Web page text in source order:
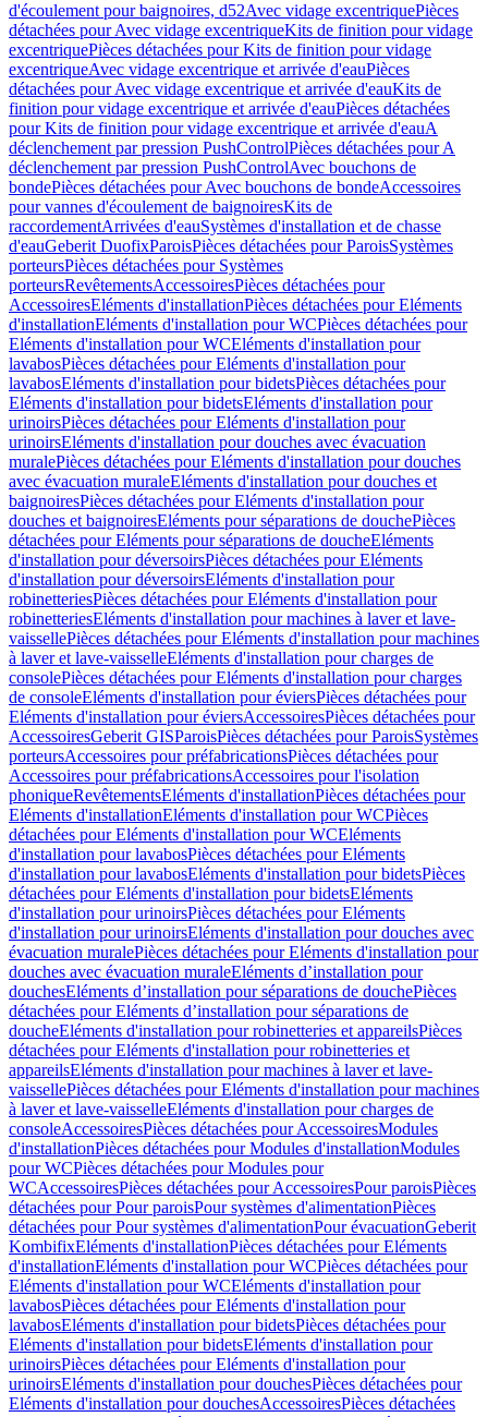
d'écoulement pour baignoires, d52Avec vidage excentriquePièces
détachées pour Avec vidage excentriqueKits de finition pour vidage
excentriquePièces détachées pour Kits de finition pour vidage
excentriqueAvec vidage excentrique et arrivée d'eauPièces
détachées pour Avec vidage excentrique et arrivée d'eauKits de
finition pour vidage excentrique et arrivée d'eauPièces détachées
pour Kits de finition pour vidage excentrique et arrivée d'eauA
déclenchement par pression PushControlPièces détachées pour A
déclenchement par pression PushControlAvec bouchons de
bondePièces détachées pour Avec bouchons de bondeAccessoires
pour vannes d'écoulement de baignoiresKits de
raccordementArrivées d'eauSystèmes d'installation et de chasse
d'eauGeberit DuofixParoisPièces détachées pour ParoisSystèmes
porteursPièces détachées pour Systèmes
porteursRevêtementsAccessoiresPièces détachées pour
AccessoiresEléments d'installationPièces détachées pour Eléments
d'installationEléments d'installation pour WCPièces détachées pour
Eléments d'installation pour WCEléments d'installation pour
lavabosPièces détachées pour Eléments d'installation pour
lavabosEléments d'installation pour bidetsPièces détachées pour
Eléments d'installation pour bidetsEléments d'installation pour
urinoirsPièces détachées pour Eléments d'installation pour
urinoirsEléments d'installation pour douches avec évacuation
muralePièces détachées pour Eléments d'installation pour douches
avec évacuation muraleEléments d'installation pour douches et
baignoiresPièces détachées pour Eléments d'installation pour
douches et baignoiresEléments pour séparations de douchePièces
détachées pour Eléments pour séparations de doucheEléments
d'installation pour déversoirsPièces détachées pour Eléments
d'installation pour déversoirsEléments d'installation pour
robinetteriesPièces détachées pour Eléments d'installation pour
robinetteriesEléments d'installation pour machines à laver et lave-
vaissellePièces détachées pour Eléments d'installation pour machines
à laver et lave-vaisselleEléments d'installation pour charges de
consolePièces détachées pour Eléments d'installation pour charges
de consoleEléments d'installation pour éviersPièces détachées pour
Eléments d'installation pour éviersAccessoiresPièces détachées pour
AccessoiresGeberit GISParoisPièces détachées pour ParoisSystèmes
porteursAccessoires pour préfabricationsPièces détachées pour
Accessoires pour préfabricationsAccessoires pour l'isolation
phoniqueRevêtementsEléments d'installationPièces détachées pour
Eléments d'installationEléments d'installation pour WCPièces
détachées pour Eléments d'installation pour WCEléments
d'installation pour lavabosPièces détachées pour Eléments
d'installation pour lavabosEléments d'installation pour bidetsPièces
détachées pour Eléments d'installation pour bidetsEléments
d'installation pour urinoirsPièces détachées pour Eléments
d'installation pour urinoirsEléments d'installation pour douches avec
évacuation muralePièces détachées pour Eléments d'installation pour
douches avec évacuation muraleEléments d’installation pour
douchesEléments d’installation pour séparations de douchePièces
détachées pour Eléments d’installation pour séparations de
doucheEléments d'installation pour robinetteries et appareilsPièces
détachées pour Eléments d'installation pour robinetteries et
appareilsEléments d'installation pour machines à laver et lave-
vaissellePièces détachées pour Eléments d'installation pour machines
à laver et lave-vaisselleEléments d'installation pour charges de
consoleAccessoiresPièces détachées pour AccessoiresModules
d'installationPièces détachées pour Modules d'installationModules
pour WCPièces détachées pour Modules pour
WCAccessoiresPièces détachées pour AccessoiresPour paroisPièces
détachées pour Pour paroisPour systèmes d'alimentationPièces
détachées pour Pour systèmes d'alimentationPour évacuationGeberit
KombifixEléments d'installationPièces détachées pour Eléments
d'installationEléments d'installation pour WCPièces détachées pour
Eléments d'installation pour WCEléments d'installation pour
lavabosPièces détachées pour Eléments d'installation pour
lavabosEléments d'installation pour bidetsPièces détachées pour
Eléments d'installation pour bidetsEléments d'installation pour
urinoirsPièces détachées pour Eléments d'installation pour
urinoirsEléments d'installation pour douchesPièces détachées pour
Eléments d'installation pour douchesAccessoiresPièces détachées